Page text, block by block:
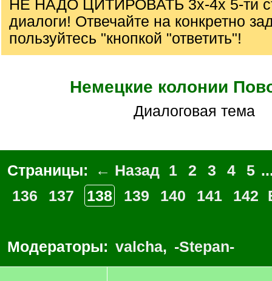
НЕ НАДО ЦИТИРОВАТЬ 3х-4х 5-ти
диалоги! Отвечайте на конкретно
пользуйтесь "кнопкой "ответить"!
Немецкие колонии
Диалоговая тема
Страницы: ← Назад 1 2 3 4 5
136
137 138 139 140 141 142
Модераторы: valcha, -Stepan-